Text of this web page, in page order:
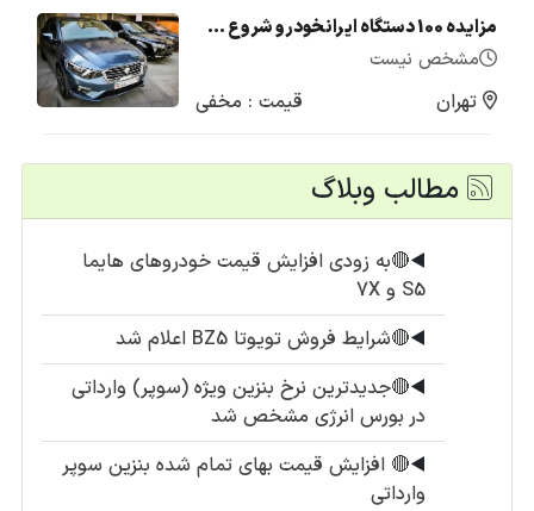
مزایده 100 دستگاه ایرانخودرو شروع شد + لیست قیمت (تیر1405)
مشخص نیست
تهران قیمت : مخفی
مطالب وبلاگ
◀️🔴به زودی افزایش قیمت خودروهای هایما
S5 و 7X
◀️🔴شرایط فروش تویوتا BZ5 اعلام شد
◀️🔴جدیدترین نرخ بنزین ویژه (سوپر) وارداتی
در بورس انرژی مشخص شد
◀️🔴 افزایش قیمت بهای تمام شده بنزین سوپر
وارداتی